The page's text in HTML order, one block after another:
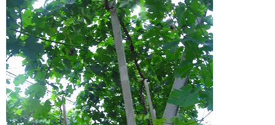
CONTACT
お問い合わせ
RECRUIT
求人情報